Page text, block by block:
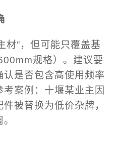
材”，但可能只覆盖基
规格）。建议要
是否包含高使用频率
案例：十堰某业主因
被替换为低价杂牌，